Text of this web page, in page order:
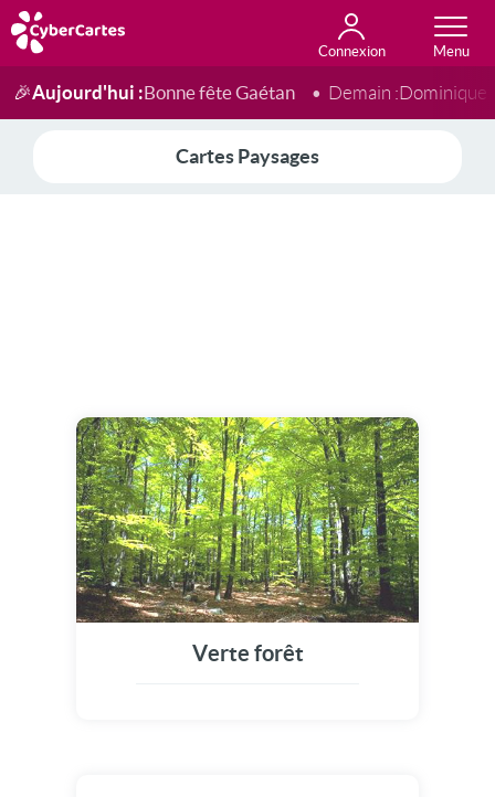
Connexion
Anniversaire
Fête du jour
Amour
Amitié
Merci
Toutes les cartes
🎉Aujourd'hui :Bonne fête Gaétan Demain :Dominique
Cartes Paysages
Verte forêt